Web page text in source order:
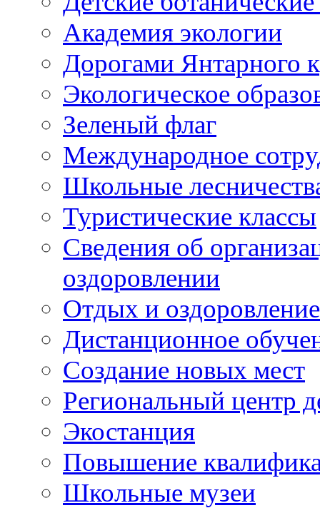
Академия экологии
Дорогами Янтарного
Экологическое
Зеленый флаг
Международное
Школьные
Туристические классы
Сведения об
оздоровлении
Отдых и
Дистанционное
Создание новых мест
Региональный центр
Экостанция
Повышение
Школьные музеи